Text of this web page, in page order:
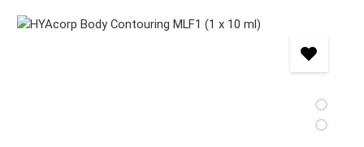
Bildergalerie überspringen